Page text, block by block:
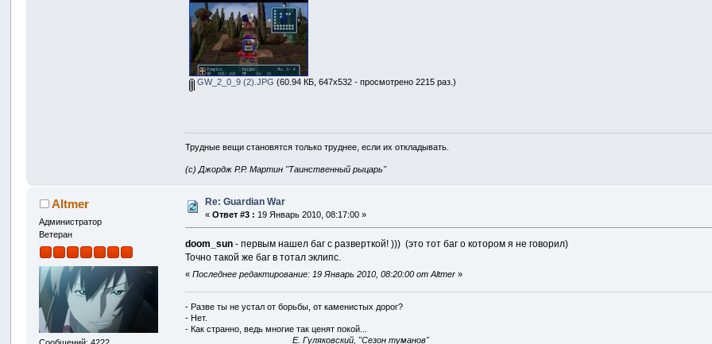
GW_2_0_9 (2).JPG (60.94 КБ, 647x532 - просмотрено 2215 раз.)
Трудные вещи становятся только труднее, если их откладывать.
(с) Джордж Р.Р. Мартин "Таинственный рыцарь"
Altmer
Администратор
Ветеран
Re: Guardian War
«Ответ #3 : 19 Январь 2010, 08:17:00 »
doom_sun- первым нашел баг с разверткой! ))) (это тот баг о котором я не говорил)
Точно такой же баг в тотал эклипс.
«Последнее редактирование: 19 Январь 2010, 08:20:00 от Altmer »
- Разве ты не устал от борьбы, от каменистых дорог?
- Нет.
- Как странно, ведь многие так ценят покой...
E. Гуляковский, "Сезон туманов"